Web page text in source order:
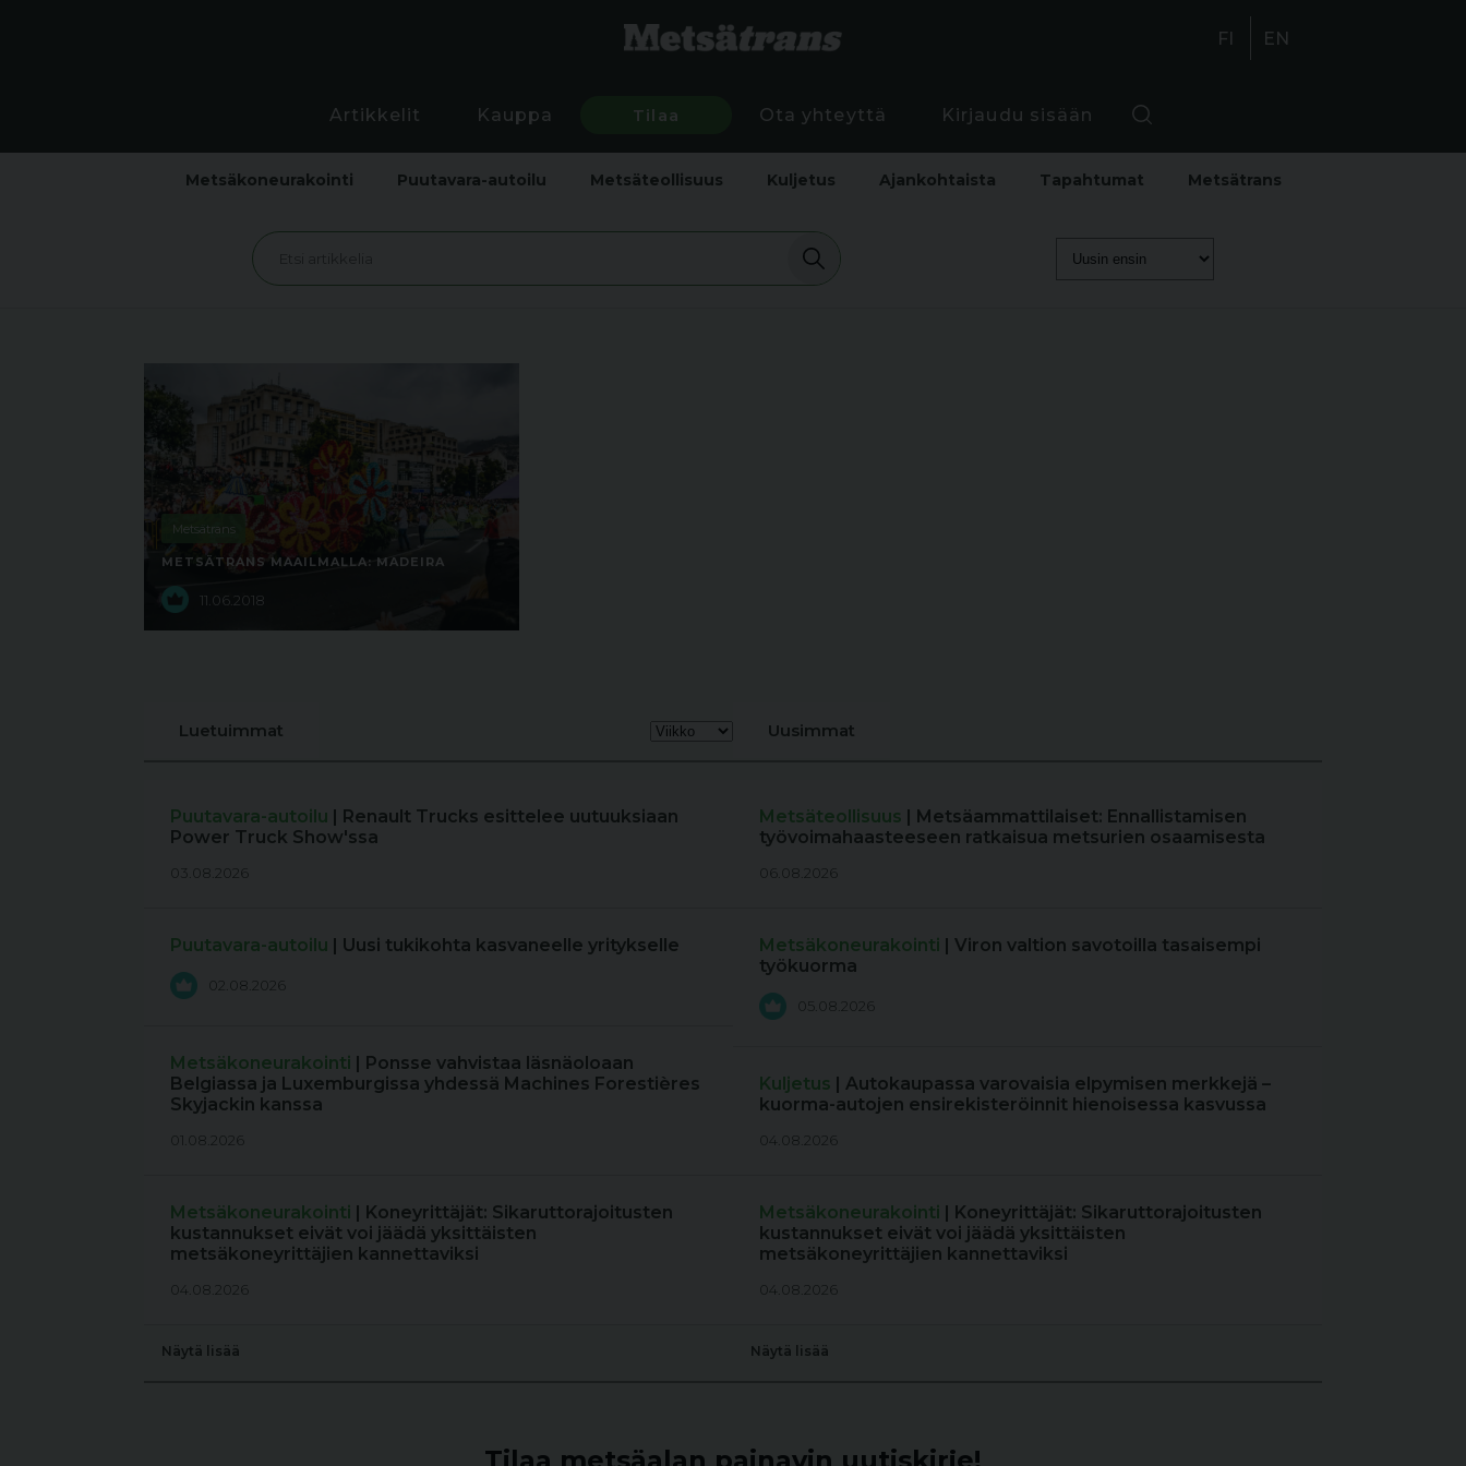
FI EN
Artikkelit Kauppa Tilaa Ota yhteyttä Kirjaudu sisään
Metsäkoneurakointi Puutavara-autoilu Metsäteollisuus Kuljetus Ajankohtaista Tapahtumat Metsätrans
Metsätrans
METSÄTRANS MAAILMALLA: MADEIRA
11.06.2018
Luetuimmat
Puutavara-autoilu | Renault Trucks esittelee uutuuksiaan
Power Truck Show'ssa
03.08.2026
Puutavara-autoilu | Uusi tukikohta kasvaneelle yritykselle
02.08.2026
Metsäkoneurakointi | Ponsse vahvistaa läsnäoloaan
Belgiassa ja Luxemburgissa yhdessä Machines Forestières
Skyjackin kanssa
01.08.2026
Metsäkoneurakointi | Koneyrittäjät: Sikaruttorajoitusten
kustannukset eivät voi jäädä yksittäisten
metsäkoneyrittäjien kannettaviksi
04.08.2026
Näytä lisää
Uusimmat
Metsäteollisuus | Metsäammattilaiset: Ennallistamisen
työvoimahaasteeseen ratkaisua metsurien osaamisesta
06.08.2026
Metsäkoneurakointi | Viron valtion savotoilla tasaisempi
työkuorma
05.08.2026
Kuljetus | Autokaupassa varovaisia elpymisen merkkejä –
kuorma-autojen ensirekisteröinnit hienoisessa kasvussa
04.08.2026
Metsäkoneurakointi | Koneyrittäjät: Sikaruttorajoitusten
kustannukset eivät voi jäädä yksittäisten
metsäkoneyrittäjien kannettaviksi
04.08.2026
Näytä lisää
Tilaa metsäalan painavin uutiskirje!